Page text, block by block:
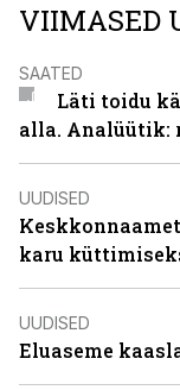
VIIMASED
SAATED
Läti toidu
alla. Analüütik:
UUDISED
karu
UUDISED
Eluaseme